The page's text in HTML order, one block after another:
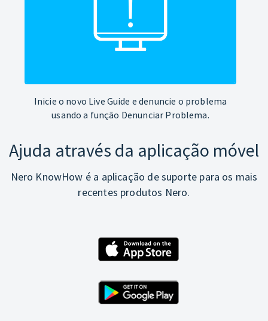
Inicie o novo Live Guide e denuncie o problema
usando a função Denunciar Problema.
Ajuda através da aplicação móvel
Nero KnowHow é a aplicação de suporte para os mais
recentes produtos Nero.